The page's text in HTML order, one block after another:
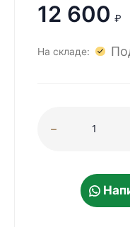
12 600 ₽
На складе: